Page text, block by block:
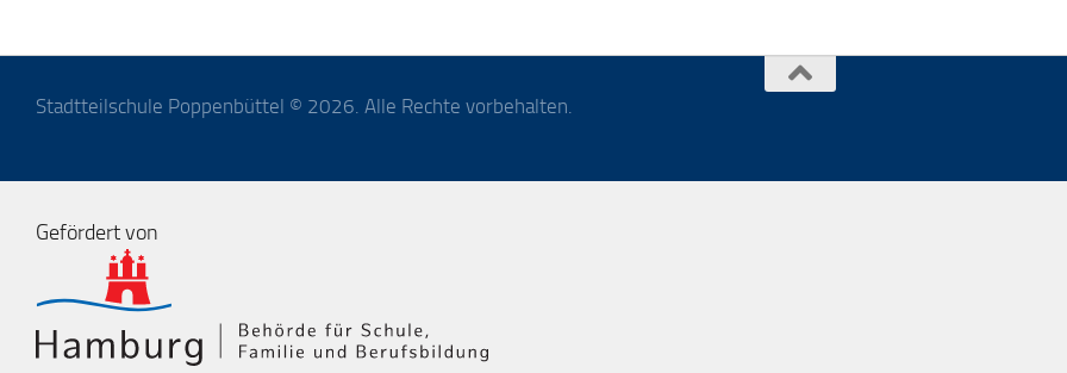
Stadtteilschule Poppenbüttel © 2026. Alle Rechte vorbehalten.
Gefördert von